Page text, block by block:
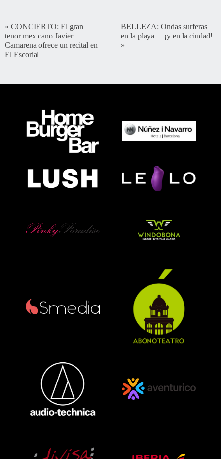
« CONCIERTO: El gran
tenor mexicano Javier
Camarena ofrece un recital en
El Escorial
BELLEZA: Ondas surferas
en la playa… ¡y en la ciudad!
»